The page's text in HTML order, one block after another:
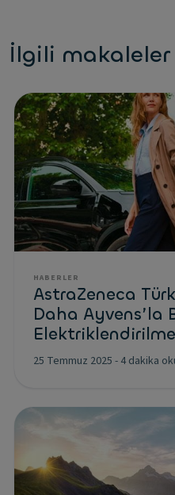
İlgili makaleler
HABERLER
AstraZeneca
Daha Ayvens’la
25 Temmuz 2025 - 4 dakika